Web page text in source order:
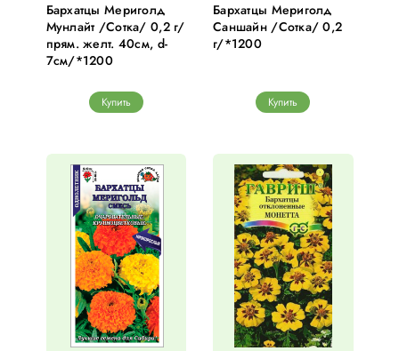
Бархатцы Мериголд
Мунлайт /Сотка/ 0,2 г/
прям. желт. 40см, d-
7см/*1200
Купить
Бархатцы Мериголд
Саншайн /Сотка/ 0,2
г/*1200
Купить